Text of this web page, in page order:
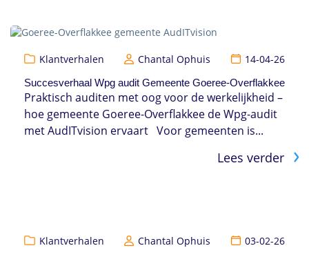
Klantverhalen Chantal Ophuis 14-04-26
Succesverhaal Wpg audit Gemeente Goeree-Overflakkee
Praktisch auditen met oog voor de werkelijkheid –
hoe gemeente Goeree-Overflakkee de Wpg-audit
met AudITvision ervaart Voor gemeenten is...
Lees verder
Klantverhalen Chantal Ophuis 03-02-26